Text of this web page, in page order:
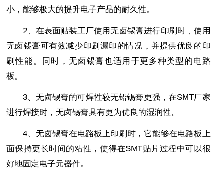
小，能够极大的提升电子产品的耐久性。
2、在表面贴装工厂使用无卤锡膏进行印刷时，使用
无卤锡膏可有效减少印刷漏印的情况，并提供优良的印
刷性能。同时，无卤锡膏也适用于更多种类型的电路
板。
3、无卤锡膏的可焊性较无铅锡膏更强，在SMT厂家
进行焊接时，无卤锡膏具有更为优良的湿润性。
4、无卤锡膏在电路板上印刷时，它能够在电路板上
面保持更长时间的粘性，使得在SMT贴片过程中可以很
好地固定电子元器件。